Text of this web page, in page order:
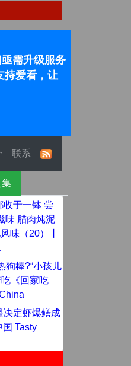
需升级服务
持爱看，让
联系
集
收于一钵 尝
味 腊肉炖泥
味（20）丨
狗棒?“小孩儿
《回家吃
决定虾爆鳝成
Tasty